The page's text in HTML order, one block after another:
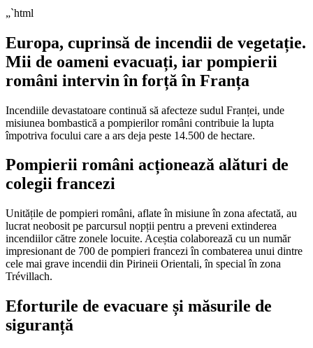
„`html
Europa, cuprinsă de incendii de vegetație.
Mii de oameni evacuați, iar pompierii
români intervin în forță în Franța
Incendiile devastatoare continuă să afecteze sudul Franței, unde
misiunea bombastică a pompierilor români contribuie la lupta
împotriva focului care a ars deja peste 14.500 de hectare.
Pompierii români acționează alături de
colegii francezi
Unitățile de pompieri români, aflate în misiune în zona afectată, au
lucrat neobosit pe parcursul nopții pentru a preveni extinderea
incendiilor către zonele locuite. Aceștia colaborează cu un număr
impresionant de 700 de pompieri francezi în combaterea unui dintre
cele mai grave incendii din Pirineii Orientali, în special în zona
Trévillach.
Eforturile de evacuare și măsurile de
siguranță